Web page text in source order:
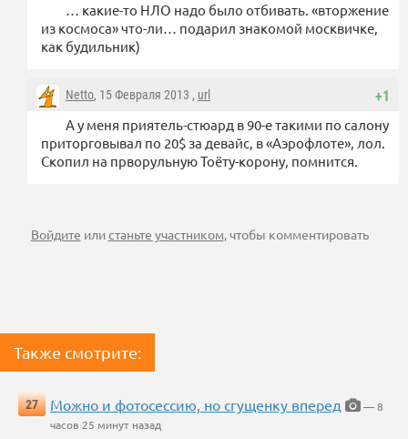
… какие-то НЛО надо было отбивать. «вторжение
из космоса» что-ли… подарил знакомой москвичке,
как будильник)
+1
Netto, 15 Февраля 2013 , url
А у меня приятель-стюард в 90-е такими по салону
приторговывал по 20$ за девайс, в «Аэрофлоте», лол.
Скопил на прворульную Тоёту-корону, помнится.
Войдите илистаньте участником, чтобы комментировать
Также смотрите:
27 Можно и фотосессию, но сгущенку вперед
— 8
часов 25 минут назад